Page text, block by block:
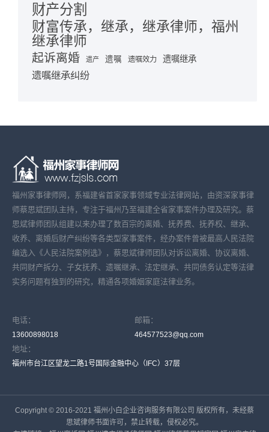
财产分割
财富传承，继承，继承律师，福州
继承律师
起诉离婚 遗产 遗嘱 遗嘱效力 遗嘱继承
遗嘱继承纠纷
福州家事律师网，系福建省首家家事领域专业法律网站，由资深家事律
师蔡思斌团队主持，专注于福州乃至福建全省家事案件办理及研究。蔡
思斌律师团队组建以来办理了数百宗的离婚、抚养费、抚养权、继承、
收养、离婚后财产纠纷等各类型家事案件，经办案件曾被最高人民法院
编选入《人民法院案例选》，蔡思斌律师团队对诉讼离婚、协议离婚、
共同财产拆分、子女抚养、遗嘱继承、法定继承、共同债务认定等法律
实务问题有独到的研究，精通各项婚姻家庭法律业务。
电话：
13600898018
邮箱：
464577523@qq.com
地址：
福州市台江区望龙二路1号国际金融中心（IFC）37层
Copyright © 2016-2021 福州小白企业咨询服务有限公司 版权所有，未经蔡
思斌律师书面许可，禁止转载，侵权必究。